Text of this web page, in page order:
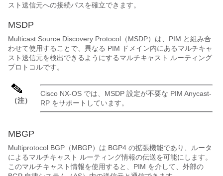
スト送信元への接続パスを確立できます。
MSDP
Multicast Source Discovery Protocol（MSDP）は、PIM と組み合
わせて使用することで、異なる PIM ドメイン内にあるマルチキャ
スト送信元を検出できるようにするマルチキャスト ルーティング
プロトコルです。
（注）
Cisco NX-OS では、MSDP 設定が不要な PIM Anycast-
RP をサポートしています。
MBGP
Multiprotocol BGP（MBGP）は BGP4 の拡張機能であり、ルータ
によるマルチキャスト ルーティング情報の伝送を可能にします。
このマルチキャスト情報を使用すると、PIM を介して、外部の